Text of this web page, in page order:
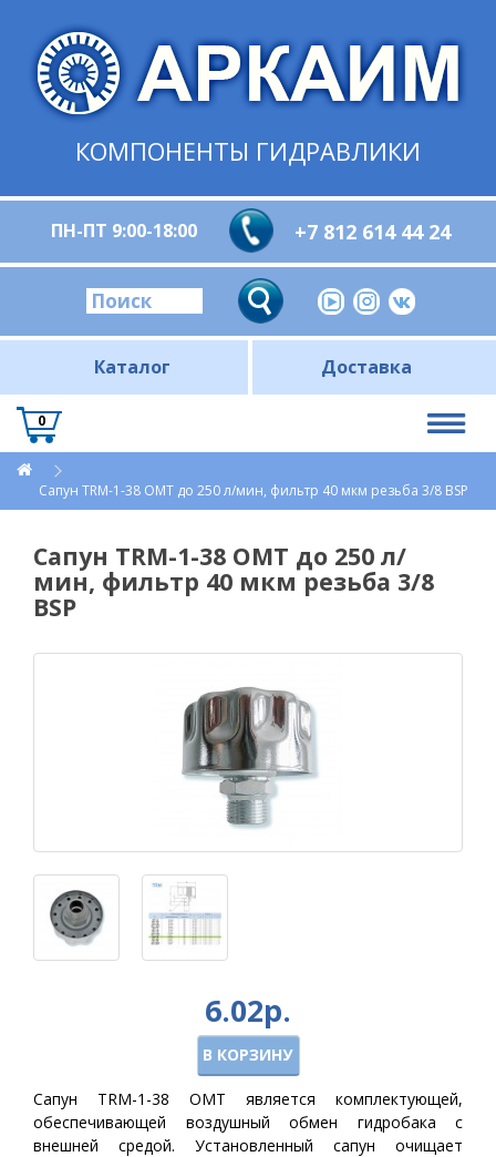
КОМПОНЕНТЫ ГИДРАВЛИКИ
ПН-ПТ 9:00-18:00 +7 812 614 44 24
Каталог Доставка
0
Сапун TRM-1-38 OMT до 250 л/мин, фильтр 40 мкм резьба 3/8 BSP
Сапун TRM-1-38 OMT до 250 л/
мин, фильтр 40 мкм резьба 3/8
BSP
6.02р.
В КОРЗИНУ
Сапун TRM-1-38 OMT является комплектующей,
обеспечивающей воздушный обмен гидробака с
внешней средой. Установленный сапун очищает